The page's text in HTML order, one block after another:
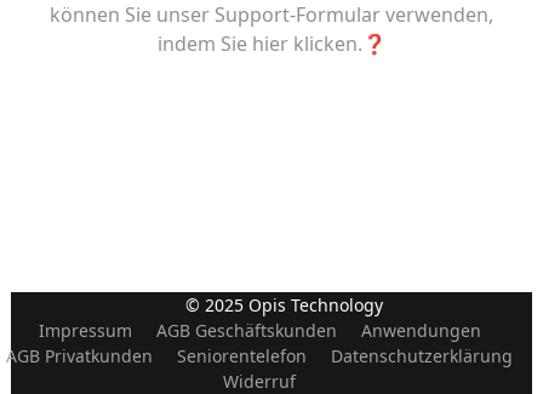
können Sie unser Support-Formular verwenden,
indem Sie hier klicken.❓
© 2025 Opis Technology
Impressum
AGB Geschäftskunden
Anwendungen
AGB Privatkunden
Seniorentelefon
Datenschutzerklärung
Widerruf